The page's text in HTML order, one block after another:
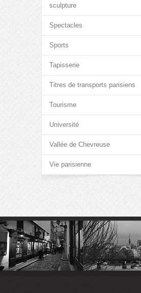
sculpture
Spectacles
Sports
Tapisserie
Titres de transports parisiens
Tourisme
Université
Vallée de Chevreuse
Vie parisienne